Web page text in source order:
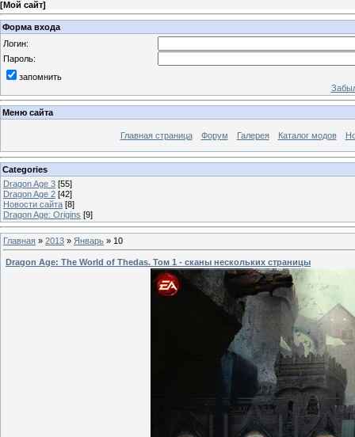
[Мой сайт]
Форма входа
Логин:
Пароль:
запомнить
Меню сайта
Главная страница Форум Галерея Каталог модов
Categories
Dragon Age 3 [55]
Dragon Age 2 [42]
Новости сайта [8]
Dragon Age: Origins [9]
Главная » 2013 » Январь » 10
Dragon Age: The World of Thedas. Том 1 - сканы нескольких страницы